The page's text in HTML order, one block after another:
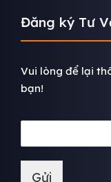
Đăng ký Tư
Vui lòng để lại
bạn!
Gửi